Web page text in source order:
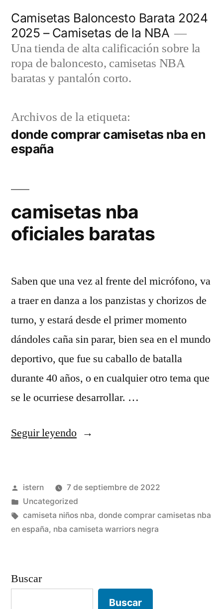
contenido
Camisetas Baloncesto Barata 2024
2025 – Camisetas de la NBA
Una tienda de alta calificación sobre la
ropa de baloncesto, camisetas NBA
baratas y pantalón corto.
Archivos de la etiqueta:
donde comprar camisetas nba en
españa
camisetas nba
oficiales baratas
Saben que una vez al frente del micrófono, va
a traer en danza a los panzistas y chorizos de
turno, y estará desde el primer momento
dándoles caña sin parar, bien sea en el mundo
deportivo, que fue su caballo de batalla
durante 40 años, o en cualquier otro tema que
se le ocurriese desarrollar. …
Seguir leyendo«camisetas
baratas»
Publicado
por
istern
7 de septiembre de 2022
Publicado
en
Uncategorized
Etiquetas:
camiseta niños nba, donde comprar camisetas nba
en españa, nba camiseta warriors negra
Buscar
Buscar